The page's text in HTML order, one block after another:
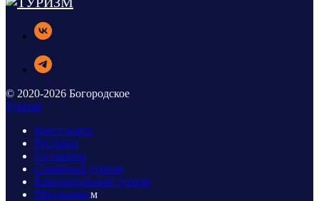
© 2020-2026 Богородское
Туризм
Квест-карта
Ресторан
Гостиница
Семейный туризм
Корпоративный туризм
Школьникам